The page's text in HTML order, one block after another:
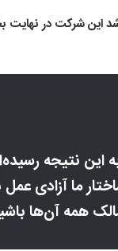
این شرکت در نهایت
این نتیجه
ما آزادی عمل
همه آن‌ها